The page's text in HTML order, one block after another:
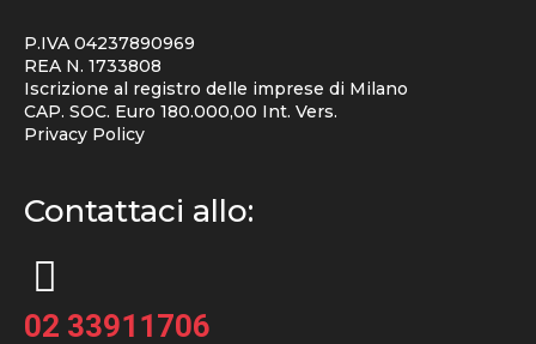
P.IVA 04237890969
REA N. 1733808
Iscrizione al registro delle imprese di Milano
CAP. SOC. Euro 180.000,00 Int. Vers.
Privacy Policy
Contattaci allo:
02 33911706